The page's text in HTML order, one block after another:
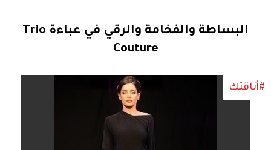
البساطة والفخامة والرقي في عباءة Trio
Couture
#أناقتك